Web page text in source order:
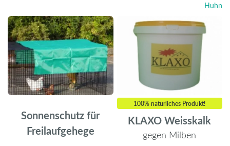
Huhn
Sonnenschutz für
Freilaufgehege
100% natürliches Produkt!
KLAXO Weisskalk
gegen Milben